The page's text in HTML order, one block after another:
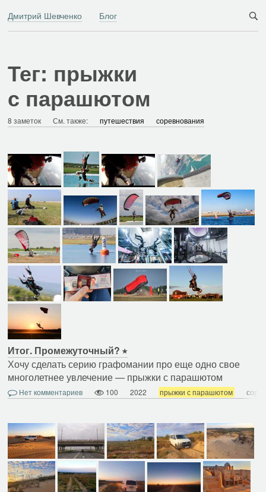
Дмитрий Шевченко Блог
Тег: прыжки
с парашютом
8 заметок См. также: путешествия соревнования
Итог. Промежуточный?
Хочу сделать серию графомании про еще одно свое
многолетнее увлечение — прыжки с парашютом
Нет комментариев 100 2022 прыжки с парашютом